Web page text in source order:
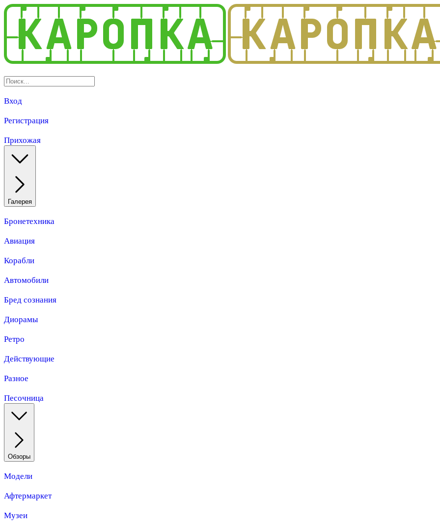
Вход
Регистрация
Прихожая
Галерея
Бронетехника
Авиация
Корабли
Автомобили
Бред сознания
Диорамы
Ретро
Действующие
Разное
Песочница
Обзоры
Модели
Афтермаркет
Музеи